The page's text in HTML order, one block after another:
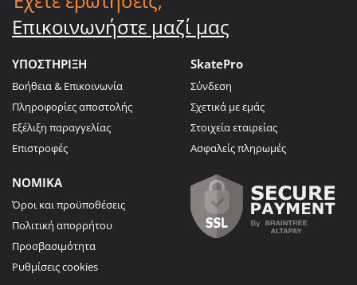
Επικοινωνήστε μαζί μας
ΥΠΟΣΤΗΡΙΞΗ
Βοήθεια & Επικοινωνία
Πληροφορίες αποστολής
Εξέλιξη παραγγελίας
Επιστροφές
SkatePro
Σύνδεση
Σχετικά με εμάς
Στοιχεία εταιρείας
Ασφαλείς πληρωμές
ΝΟΜΙΚΑ
Όροι και προϋποθέσεις
Πολιτική απορρήτου
Προσβασιμότητα
Ρυθμίσεις cookies